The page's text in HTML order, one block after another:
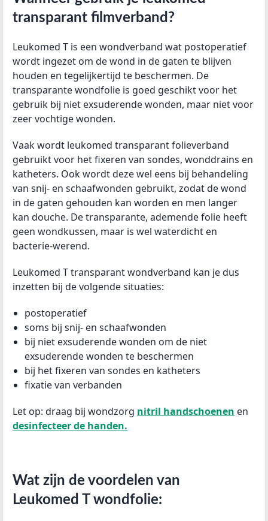
transparant filmverband?
Leukomed T is een wondverband wat postoperatief
wordt ingezet om de wond in de gaten te blijven
houden en tegelijkertijd te beschermen. De
transparante wondfolie is goed geschikt voor het
gebruik bij niet exsuderende wonden, maar niet voor
zeer vochtige wonden.
Vaak wordt leukomed transparant folieverband
gebruikt voor het fixeren van sondes, wonddrains en
katheters. Ook wordt deze wel eens bij behandeling
van snij- en schaafwonden gebruikt, zodat de wond
in de gaten gehouden kan worden en men langer
kan douche. De transparante, ademende folie heeft
geen wondkussen, maar is wel waterdicht en
bacterie-werend.
Leukomed T transparant wondverband kan je dus
inzetten bij de volgende situaties:
postoperatief
soms bij snij- en schaafwonden
bij niet exsuderende wonden om de niet
exsuderende wonden te beschermen
bij het fixeren van sondes en katheters
fixatie van verbanden
Let op: draag bij wondzorg nitril handschoenen en
desinfecteer de handen.
Wat zijn de voordelen van
Leukomed T wondfolie: